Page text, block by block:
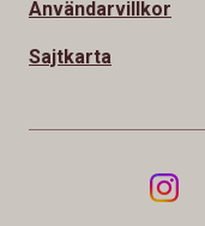
Användarvillkor
Sajtkarta